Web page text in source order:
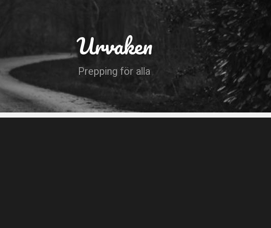
Urvaken
Prepping för alla